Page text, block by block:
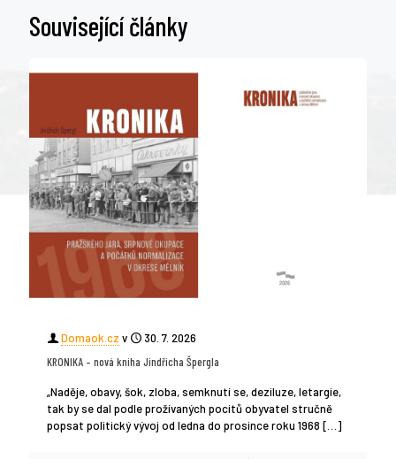
Související články
Domaok.cz v
30. 7. 2026
KRONIKA – nová kniha Jindřicha Špergla
„Naděje, obavy, šok, zloba, semknutí se, deziluze, letargie,
tak by se dal podle prožívaných pocitů obyvatel stručně
popsat politický vývoj od ledna do prosince roku 1968 […]